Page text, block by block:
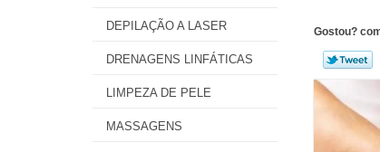
DEPILAÇÃO A LASER
DRENAGENS LINFÁTICAS
LIMPEZA DE PELE
MASSAGENS
Gostou?